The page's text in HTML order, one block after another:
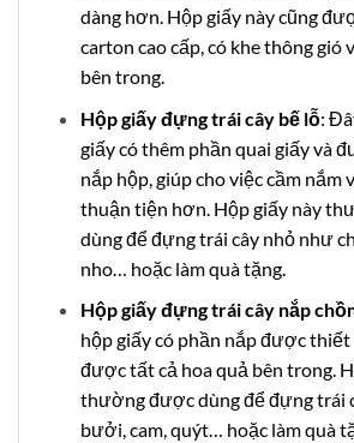
dàng hơn. Hộp giấy này cũng
carton cao cấp, có khe thông gió
bên trong.
Hộp giấy đựng trái cây bế lỗ:
giấy có thêm phần quai giấy và
nắp hộp, giúp cho việc cầm nắm
thuận tiện hơn. Hộp giấy này
dùng để đựng trái cây nhỏ như
nho… hoặc làm quà tặng.
Hộp giấy đựng trái cây nắp
hộp giấy có phần nắp được thiết
được tất cả hoa quả bên trong.
thường được dùng để đựng trái
bưởi, cam, quýt… hoặc làm quà